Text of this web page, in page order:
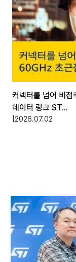
커넥터를 넘어 비
데이터 링크 ST...
2026.07.02